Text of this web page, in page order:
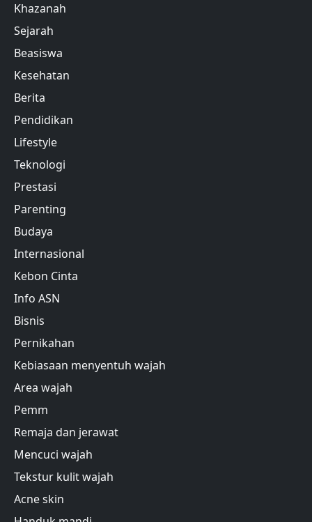
Khazanah
Sejarah
Beasiswa
Kesehatan
Berita
Pendidikan
Lifestyle
Teknologi
Prestasi
Parenting
Budaya
Internasional
Kebon Cinta
Info ASN
Bisnis
Pernikahan
Kebiasaan menyentuh wajah
Area wajah
Pemm
Remaja dan jerawat
Mencuci wajah
Tekstur kulit wajah
Acne skin